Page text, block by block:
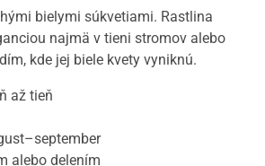
bielymi súkvetiami. Rastlina
najmä v tieni stromov alebo
kde jej biele kvety vyniknú.
až tieň
alebo delením